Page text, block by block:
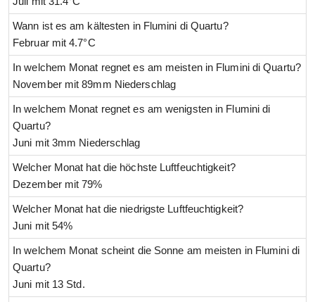
Wann ist es am kältesten in Flumini di Quartu?
Februar mit 4.7°C
In welchem Monat regnet es am meisten in Flumini di Quartu?
November mit 89mm Niederschlag
In welchem Monat regnet es am wenigsten in Flumini di
Quartu?
Juni mit 3mm Niederschlag
Welcher Monat hat die höchste Luftfeuchtigkeit?
Dezember mit 79%
Welcher Monat hat die niedrigste Luftfeuchtigkeit?
Juni mit 54%
In welchem Monat scheint die Sonne am meisten in Flumini di
Quartu?
Juni mit 13 Std.